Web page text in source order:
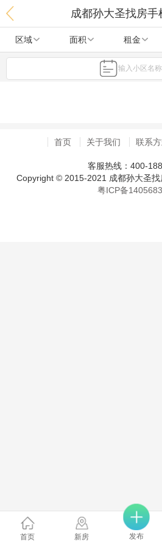
成都孙大圣找房手
区域 面积 租金
输入小区名
首页 新房 发布
首页 关于我们 联系
客服热线：400-
Copyright © 2015-2021 成都孙大圣
粤ICP备